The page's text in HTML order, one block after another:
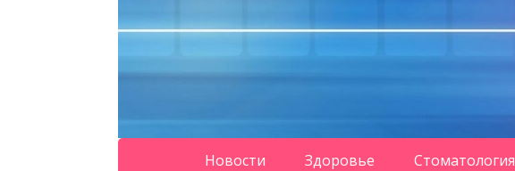
Новости Здоровье Стоматология